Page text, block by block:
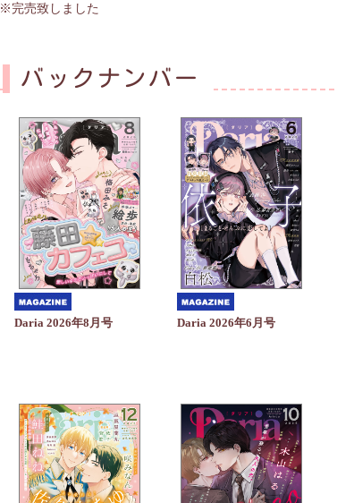
※完売致しました
バックナンバー
Daria 2026年8月号 Daria 2026年6月号